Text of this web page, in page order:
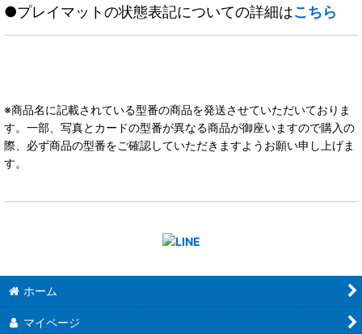
●プレイマットの状態表記についての詳細はこちら
※商品名に記載されている型番の商品を発送させていただいておりま
す。一部、写真とカードの型番が異なる商品が御座いますので購入の
際、必ず商品の型番をご確認していただきますようお願い申し上げま
す。
ホーム
マイページ